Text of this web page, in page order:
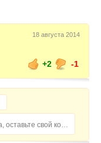
18 августа 2014
+2
-1
Домохозяйка, пожалуйста, оставьте свой комментарий...